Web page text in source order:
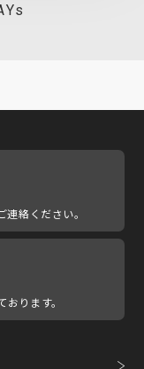
Ys
絡ください。
ります。